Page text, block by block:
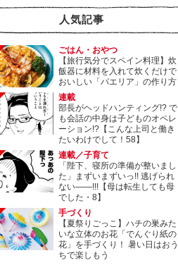
人気記事
ごはん・おやつ
【旅行気分でスペイン料理】炊
飯器に材料を入れて炊くだけで
おいしい「パエリア」の作り方
連載
部長がヘッドハンティング!? で
も会話の中身は子どものオペレ
ーション!?【こんな上司と働き
たいわけでして！58】
連載／子育て
「陛下、寝所の準備が整いまし
た」まずいまずいっ!! 逃げられ
ない――!!!【母は転生しても母
でした・8】
手づくり
【夏祭りごっこ】ハチの巣みた
いな立体のお花「でんぐり紙の
花」を手づくり！ 暑い日はおう
ちで楽しもう